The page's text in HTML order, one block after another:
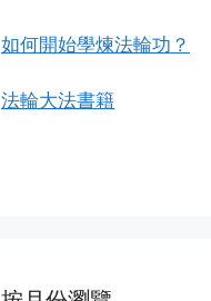
如何開始學煉法輪功？
法輪大法書籍